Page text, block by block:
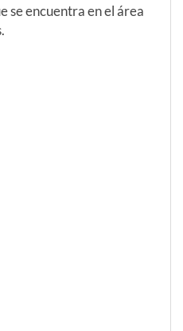
se encuentra en el área